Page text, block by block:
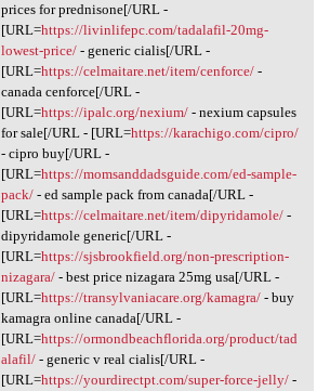
prices for prednisone[/URL -
[URL=https://livinlifepc.com/tadalafil-20mg-
lowest-price/- generic cialis[/URL -
[URL=https://celmaitare.net/item/cenforce/-
canada cenforce[/URL -
[URL=https://ipalc.org/nexium/- nexium capsules
for sale[/URL - [URL=https://karachigo.com/cipro/
- cipro buy[/URL -
[URL=https://momsanddadsguide.com/ed-sample-
pack/- ed sample pack from canada[/URL -
[URL=https://celmaitare.net/item/dipyridamole/-
dipyridamole generic[/URL -
[URL=https://sjsbrookfield.org/non-prescription-
nizagara/- best price nizagara 25mg usa[/URL -
[URL=https://transylvaniacare.org/kamagra/- buy
kamagra online canada[/URL -
[URL=https://ormondbeachflorida.org/product/tad
alafil/- generic v real cialis[/URL -
[URL=https://yourdirectpt.com/super-force-jelly/-